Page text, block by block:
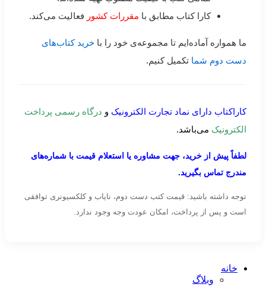
کارا کتاب مطابق با مقررات کشور فعالیت می‌کند.
ما همواره آماده‌ایم تا مجموعه‌ی خود را با خرید کتاب‌های
دست دوم شما تکمیل کنیم.
کاراکتاب دارای نماد تجارت الکترونیک و درگاه رسمی پرداخت
الکترونیک می‌باشد.
لطفاً پیش از خرید، جهت مشاوره یا استعلام قیمت با شماره‌های
مندرج تماس بگیرید.
توجه داشته باشید: قیمت کتب دست دوم، نایاب و کلکسیونری توافقی
است و پس از پرداخت، امکان عودت وجه وجود ندارد.
خانه
وبلاگ